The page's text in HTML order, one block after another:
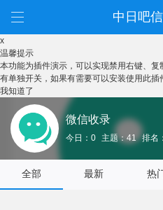
中日吧
x
温馨提示
本功能为插件演示，可以实现禁用右键、
有单独开关，如果有需要可以安装使用此插
我知道了
微信收录
今日：0 主题：41 排名
全部 最新 热